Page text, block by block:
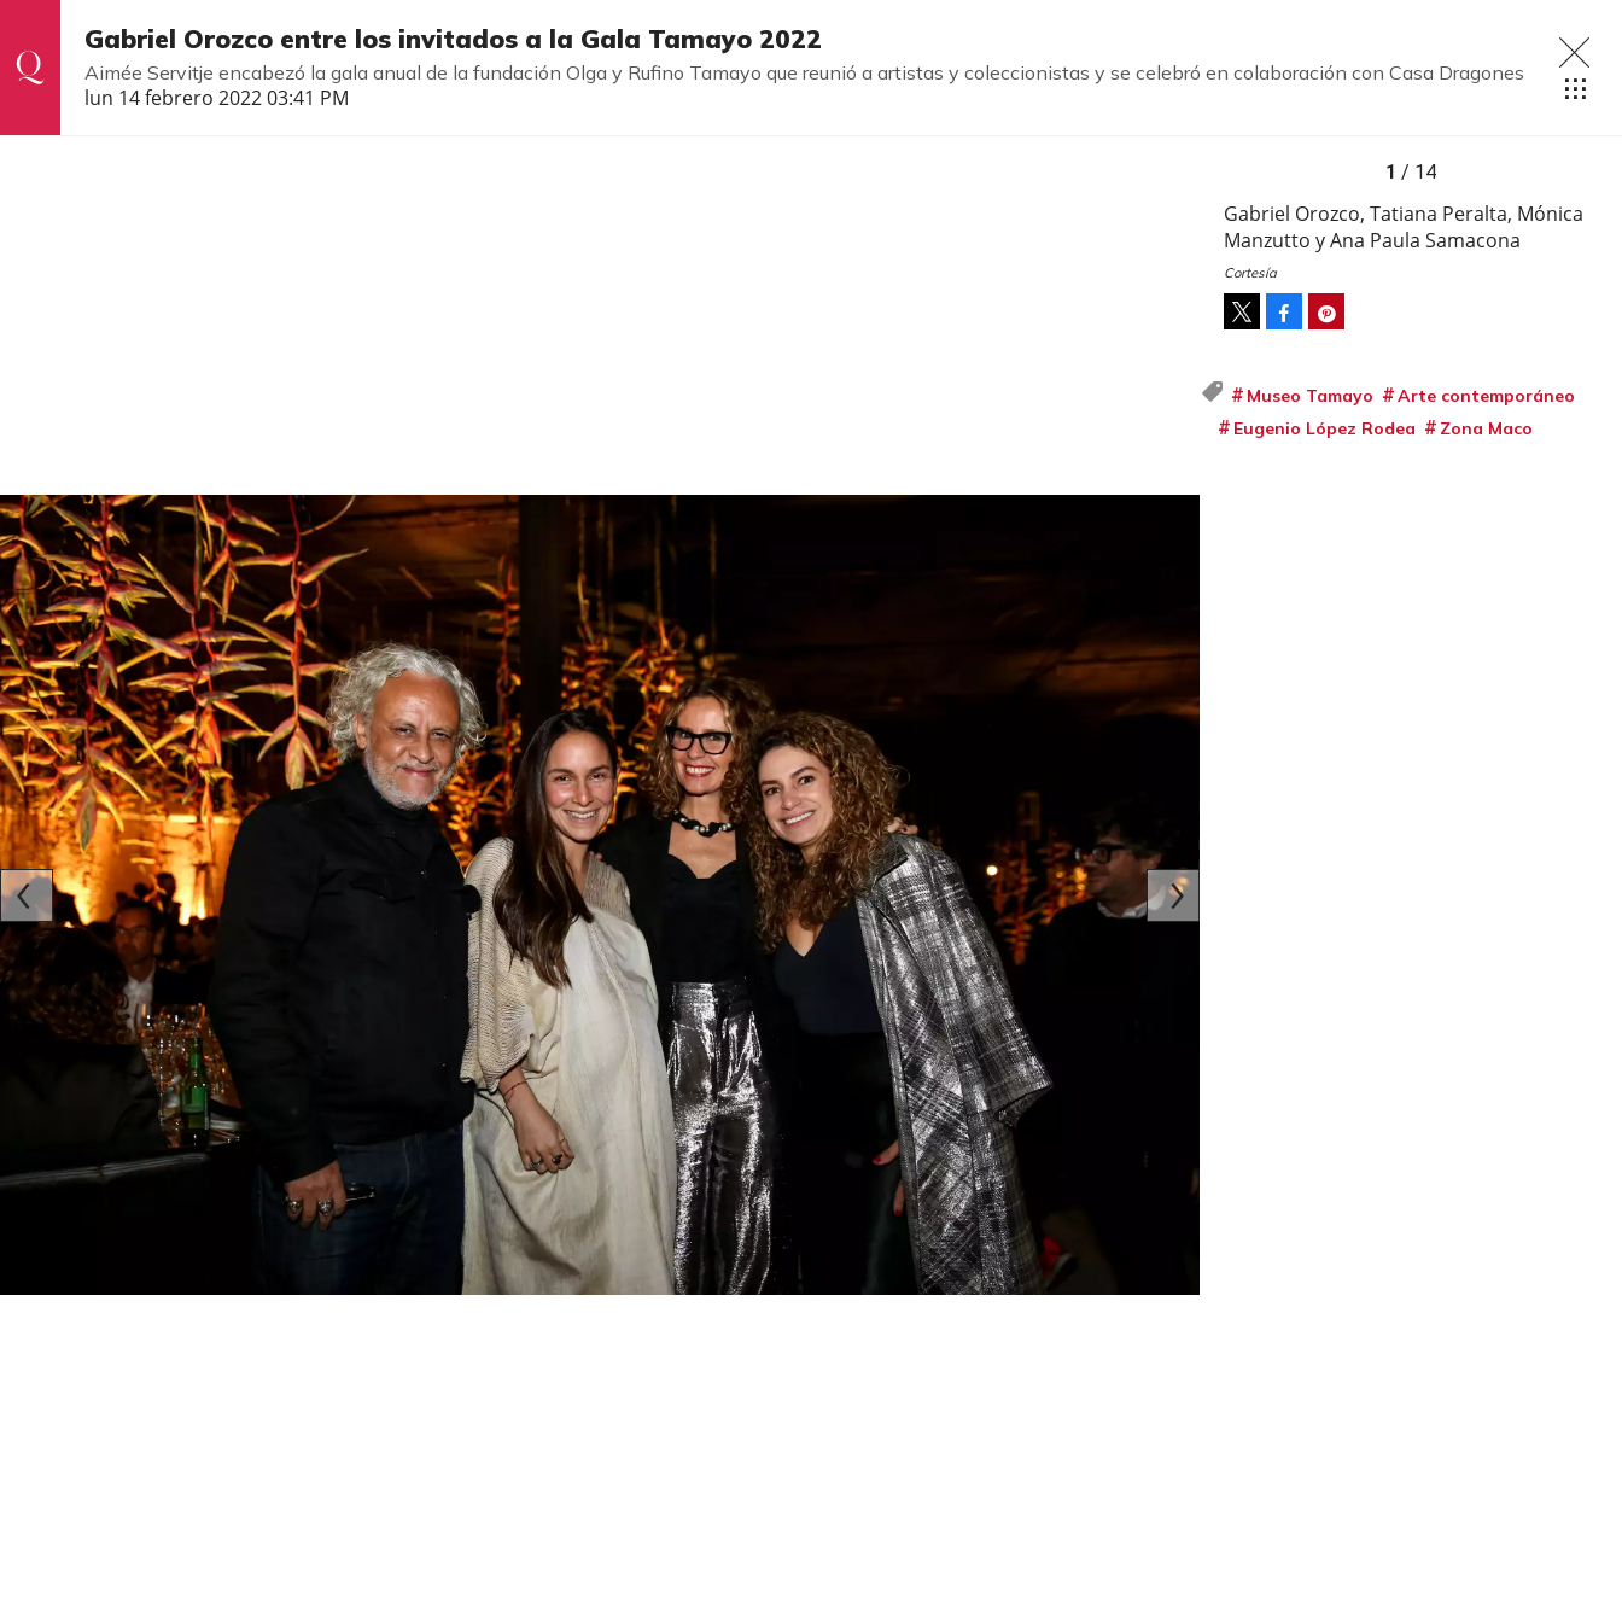
Gabriel Orozco entre los invitados a la Gala Tamayo 2022
Aimée Servitje encabezó la gala anual de la fundación Olga y Rufino Tamayo que reunió a artistas y coleccionistas y se celebró en colaboración con Casa Dragones
lun 14 febrero 2022 03:41 PM
Museo Tamayo
Arte contemporáneo
Eugenio López Rodea
Zona Maco
1 / 14
Gabriel Orozco, Tatiana Peralta, Mónica
Manzutto y Ana Paula Samacona
Cortesía
Facebook